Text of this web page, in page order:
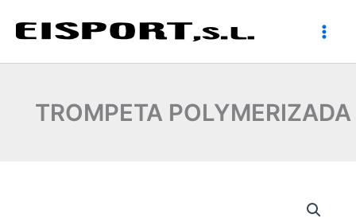
TROMPETA POLYMERIZADA